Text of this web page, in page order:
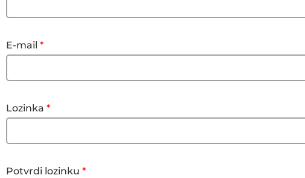
E-mail *
Lozinka *
Potvrdi lozinku *